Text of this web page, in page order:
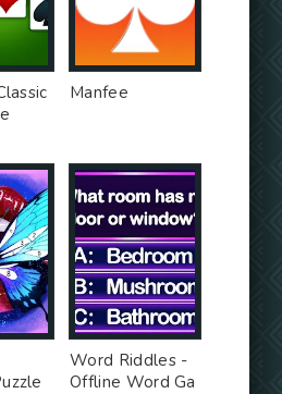
Manfee
Word Riddles -
Offline Word Ga